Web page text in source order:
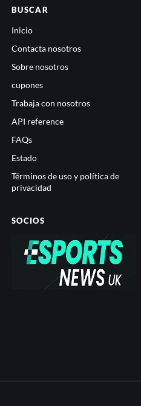
BUSCAR
Inicio
Contacta nosotros
Sobre nosotros
cupones
Trabaja con nosotros
API reference
FAQs
Estado
Términos de uso y política de
privacidad
SOCIOS